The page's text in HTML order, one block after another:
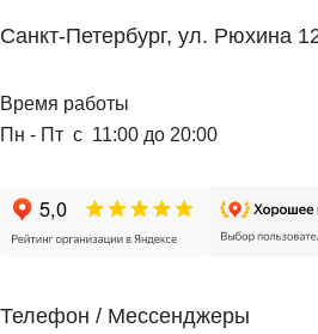
Телефон / Мессенджеры
Санкт-Петербург, ул. Рюхина
Время работы
Пн - Пт с 11:00 до 20:00